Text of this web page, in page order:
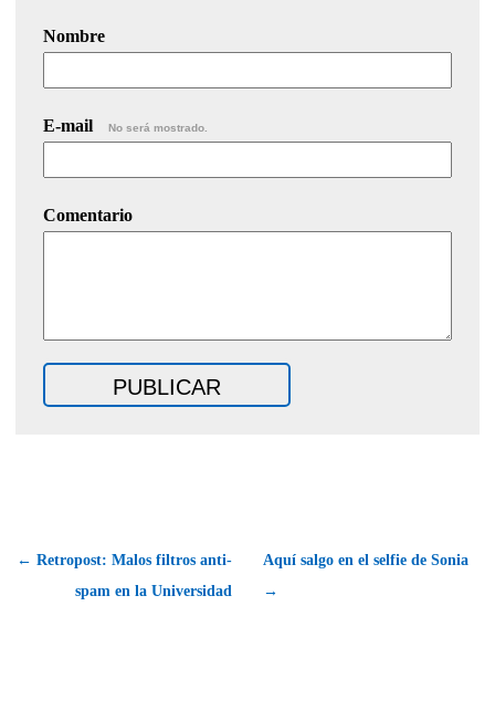
Nombre
E-mail No será mostrado.
Comentario
← Retropost: Malos filtros anti-
spam en la Universidad
Aquí salgo en el selfie de Sonia
→